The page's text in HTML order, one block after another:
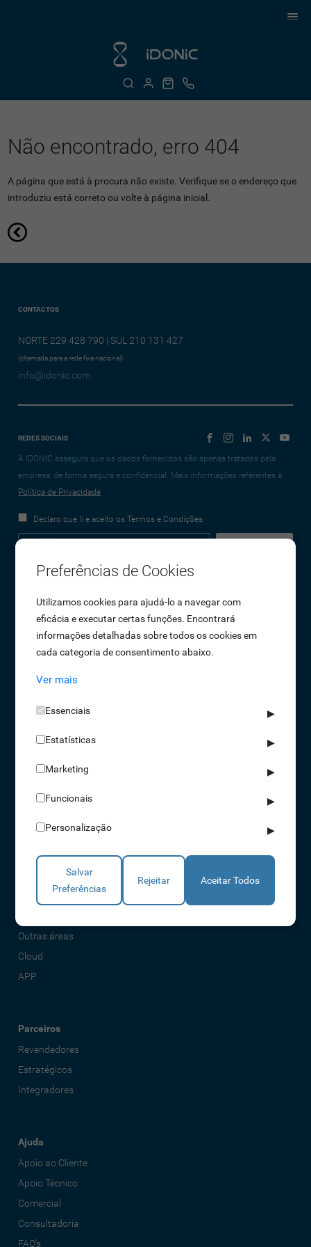
Não encontrado, erro 404
A página que está à procura não existe. Verifique se o endereço que
introduziu está correto ou volte à página inicial.
CONTACTOS
NORTE 229 428 790 | SUL 210 131 427
(chamada para a rede fixa nacional)
info@idonic.com
REDES SOCIAIS
A IDONIC assegura que os dados fornecidos são apenas tratados pela
empresa, de forma segura e confidencial. Mais informações referentes à
Política de Privacidade
Declaro que li e aceito os Termos e Condições
Empresa
Sobre Nós
Oportunidades de Emprego
Termos e Condições
Política de Privacidade
Livro de reclamações
Soluções
Acessos
Torniquetes
Parques Auto
Rondas e Serviços
Outras áreas
Cloud
APP
Parceiros
Revendedores
Estratégicos
Integradores
Ajuda
Apoio ao Cliente
Apoio Técnico
Comercial
Consultadoria
FAQ's
Preferências de Cookies
Utilizamos cookies para ajudá-lo a navegar com
eficácia e executar certas funções. Encontrará
informações detalhadas sobre todos os cookies em
cada categoria de consentimento abaixo.
Ver mais
Essenciais ▶
Estatísticas ▶
Marketing ▶
Funcionais ▶
Personalização ▶
Salvar
Preferências
Rejeitar Aceitar Todos